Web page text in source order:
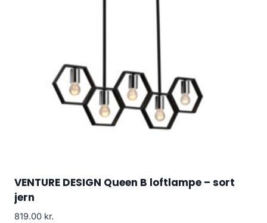
VENTURE DESIGN Queen B loftlampe – sort
jern
819.00 kr.